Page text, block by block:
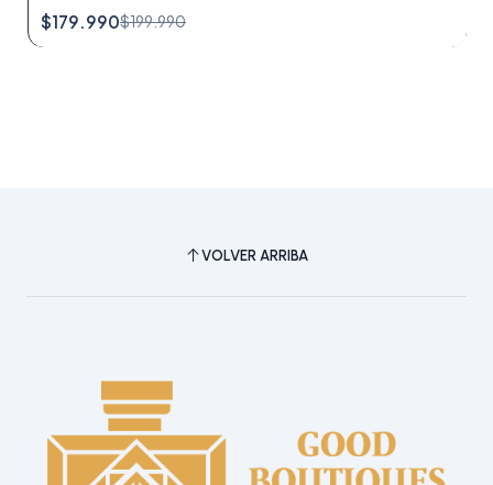
$179.990$199.990
VOLVER ARRIBA